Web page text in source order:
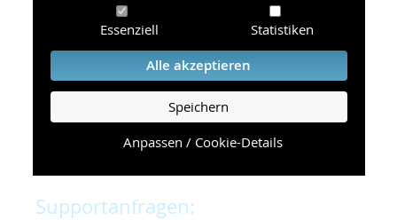
Essenziell Statistiken
Alle akzeptieren
Speichern
Anpassen / Cookie-Details
Um eine schnelle und unkomplizierte
Bearbeitung Ihres Problems zu gewährleisten,
bitten wir Sie,
folgende Punkte zu beachten und einzuhalten.
Die schnellste Hilfe finden Sie auf unserer
Seite, die die häufig gestellten Fragen
Supportanfragen: